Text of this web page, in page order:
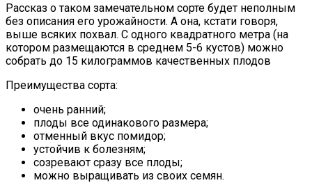
Рассказ о таком замечательном сорте будет неполным
без описания его урожайности. А она, кстати говоря,
выше всяких похвал. С одного квадратного метра (на
котором размещаются в среднем 5-6 кустов) можно
собрать до 15 килограммов качественных плодов
Преимущества сорта:
очень ранний;
плоды все одинакового размера;
отменный вкус помидор;
устойчив к болезням;
созревают сразу все плоды;
можно выращивать из своих семян.